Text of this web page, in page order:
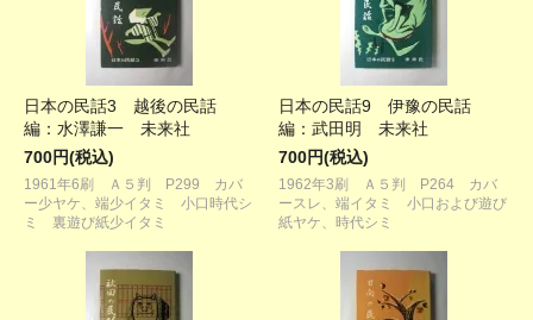
日本の民話3 越後の民話
編：水澤謙一 未来社
700円(税込)
1961年6刷 Ａ５判 P299 カバ
ー少ヤケ、端少イタミ 小口時代シ
ミ 裏遊び紙少イタミ
日本の民話9 伊豫の民話
編：武田明 未来社
700円(税込)
1962年3刷 Ａ５判 P264 カバ
ースレ、端イタミ 小口および遊び
紙ヤケ、時代シミ